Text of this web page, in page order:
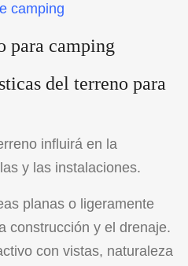
camping
del terreno para
influirá en la
y las instalaciones.
planas o ligeramente
construcción y el drenaje.
con vistas, naturaleza